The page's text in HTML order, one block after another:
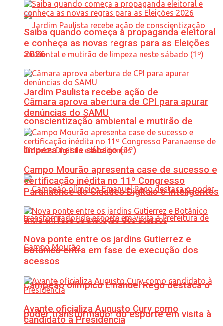
Jardim Paulista recebe ação de
conscientização ambiental e mutirão de
limpeza neste sábado (1º)
Campeão olímpico Emanuel Rego destaca o
poder transformador do esporte em visita à
Saiba quando começa a propaganda eleitoral
e conheça as novas regras para as Eleições
2026
Câmara aprova abertura de CPI para apurar
denúncias do SAMU
Campo Mourão apresenta case de sucesso e
certificação inédita no 11º Congresso
Paranaense de Cidades Digitais e Inteligentes
Nova ponte entre os jardins Gutierrez e
Botânico entra em fase de execução dos
acessos
Avante oficializa Augusto Cury como
candidato à Presidência